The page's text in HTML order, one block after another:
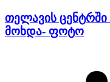
თელავის ცენტრში
მოხდა- ფოტო